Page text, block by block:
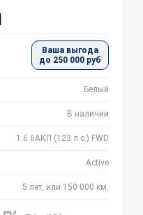
Ваша выгода
до 250 000 руб
Белый
В наличии
1.6 6AКП (123 л.с.) FWD
Active
5 лет, или 150 000 км.